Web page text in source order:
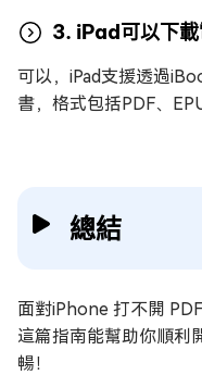
3. iPad可以下載
可以，iPad支援透過
書，格式包括PDF、
總結
面對iPhone 打不開
這篇指南能幫助你順利
暢！